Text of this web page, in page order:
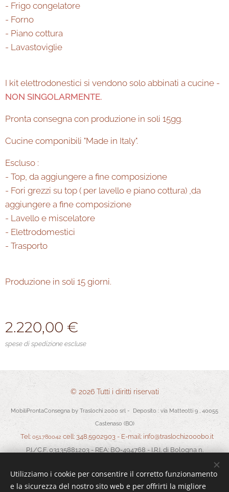
- Frigo congelatore
- Forno
- Piano cottura
- Lavastoviglie
I kit elettrodonestici si vendono solo abbinati a cucine -
NON SINGOLARMENTE.
Pronta consegna con produzione in soli 15gg.
Cucine componibili "Made in Italy".
Escluso :
- Top, da aggiungere a fine composizione
- Fori grezzi su top ( per lavello e piano cottura) ,da
aggiungere a fine composizione
- Lavello e miscelatore
- Elettrodomestici
- Trasporto
Produzione in soli 15 giorni.
2.220,00 €
spese di spedizione escluse
© 2026 Tutti i diritti riservati
MobiliProntaConsegna by Traslochi 2000 srl - Deposito : via Matteotti 9 , 40055
Castenaso (BO)
Tel: 051.780042 cell: 348.5902903 - E-mail: info@traslochi2000bo.it
P.I./C.F. 03135881203 - REA: BO-494768 - I.R.I. di Bologna n.
Termini e Condizioni
Utilizziamo i cookie per consentire il corretto funzionamento
e la sicurezza del nostro sito web e per offrirti la migliore